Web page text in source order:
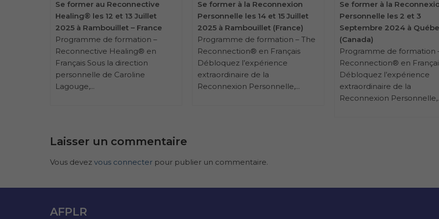
Se former au Reconnective
Healing® les 12 et 13 Juillet
2025 à Rambouillet – France
Programme de formation –
Reconnective Healing® en
Français Sous la direction
personnelle de Caroline
Lagouge,...
Se former à la Reconnexion
Personnelle les 14 et 15 Juillet
2025 à Rambouillet (France)
Programme de formation – The
Reconnection® en Français
Débloquez l’expérience
extraordinaire de la
Reconnexion Personnelle,...
Se former à la
Personnelle les 2 et 3
Septembre 2024 à
(Canada)
Programme de formation
Reconnection® en
Débloquez l’expérience
extraordinaire de la
Reconnexion
Laisser un commentaire
Vous devez vous connecter pour publier un commentaire.
AFPLR